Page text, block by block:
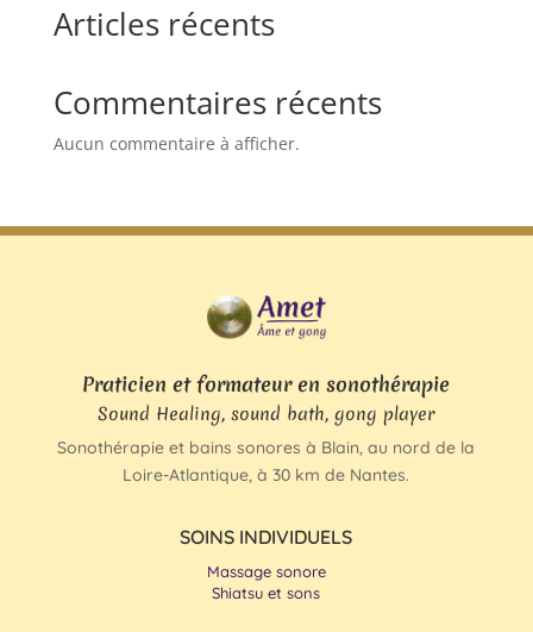
Articles récents
Commentaires récents
Aucun commentaire à afficher.
Praticien et formateur en sonothérapie
Sound Healing, sound bath, gong player
Sonothérapie et bains sonores à Blain, au nord de la
Loire-Atlantique, à 30 km de Nantes.
SOINS INDIVIDUELS
Massage sonore
Shiatsu et sons